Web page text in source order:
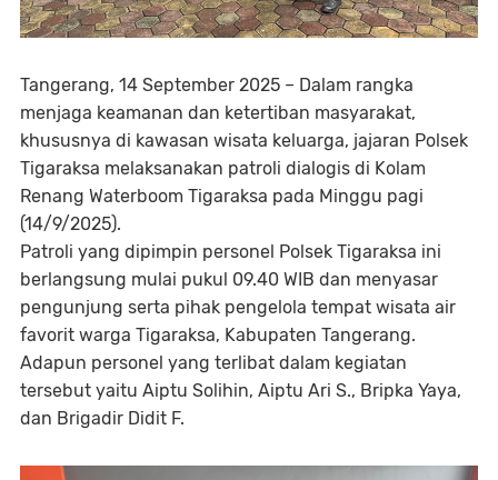
Tangerang, 14 September 2025 – Dalam rangka
menjaga keamanan dan ketertiban masyarakat,
khususnya di kawasan wisata keluarga, jajaran Polsek
Tigaraksa melaksanakan patroli dialogis di Kolam
Renang Waterboom Tigaraksa pada Minggu pagi
(14/9/2025).
Patroli yang dipimpin personel Polsek Tigaraksa ini
berlangsung mulai pukul 09.40 WIB dan menyasar
pengunjung serta pihak pengelola tempat wisata air
favorit warga Tigaraksa, Kabupaten Tangerang.
Adapun personel yang terlibat dalam kegiatan
tersebut yaitu Aiptu Solihin, Aiptu Ari S., Bripka Yaya,
dan Brigadir Didit F.